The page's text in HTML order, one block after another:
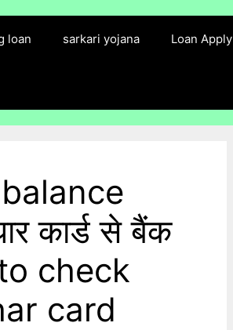
loan sarkari yojana Loan Apply
कार्ड से बैंक
check
card